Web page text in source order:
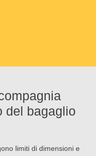
del bagaglio
limiti di dimensioni e